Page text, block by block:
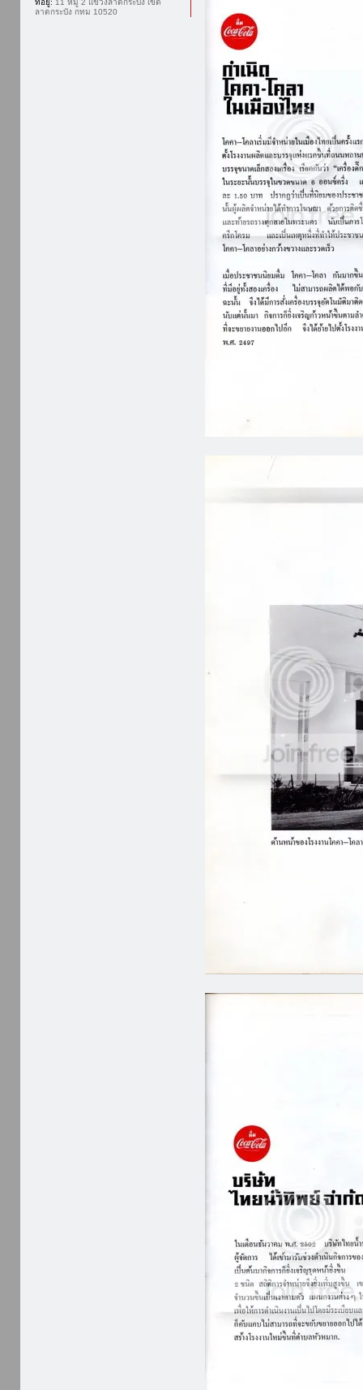
ที่อยู่: 11 หมู่ 2 แขวงลาดกระบัง เขต
ลาดกระบัง กทม 10520